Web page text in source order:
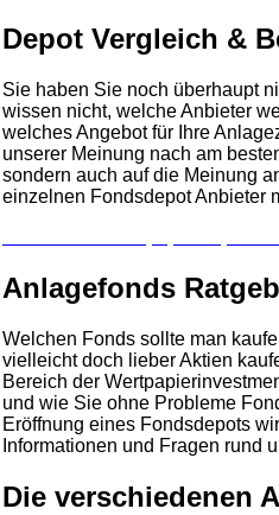
Depot Vergleich &
Sie haben Sie noch überhaupt
wissen nicht, welche Anbieter
welches Angebot für Ihre
unserer Meinung nach am
sondern auch auf die Meinung
einzelnen Fondsdepot Anbieter
Anlagefonds
Welchen Fonds sollte man
vielleicht doch lieber Aktien
Bereich der
und wie Sie ohne Probleme
Eröffnung eines Fondsdepots
Informationen und Fragen rund
Die verschiedenen